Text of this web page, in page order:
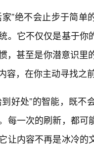
家”绝不会止步于简单
。它不仅仅是基于
，甚至是你潜意识
容，在你主动寻找之
到好处”的智能，既
每一次的刷新，都
让内容不再是冰冷